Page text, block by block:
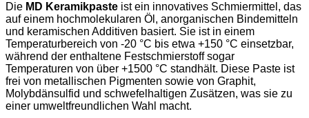
Die MD Keramikpaste ist ein innovatives Schmiermittel, das
auf einem hochmolekularen Öl, anorganischen Bindemitteln
und keramischen Additiven basiert. Sie ist in einem
Temperaturbereich von -20 °C bis etwa +150 °C einsetzbar,
während der enthaltene Festschmierstoff sogar
Temperaturen von über +1500 °C standhält. Diese Paste ist
frei von metallischen Pigmenten sowie von Graphit,
Molybdänsulfid und schwefelhaltigen Zusätzen, was sie zu
einer umweltfreundlichen Wahl macht.